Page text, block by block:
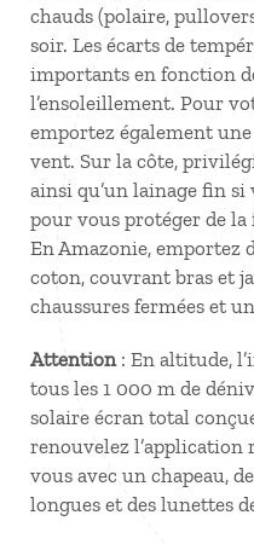
chauds (polaire,
soir. Les écarts de
importants en fonction
l’ensoleillement. Pour
emportez également
vent. Sur la côte,
ainsi qu’un lainage fin
pour vous protéger de la
En Amazonie, emportez
coton, couvrant bras et
chaussures fermées et
Attention: En altitude,
tous les 1 000 m de
solaire écran total
renouvelez l’application
vous avec un chapeau,
longues et des lunettes